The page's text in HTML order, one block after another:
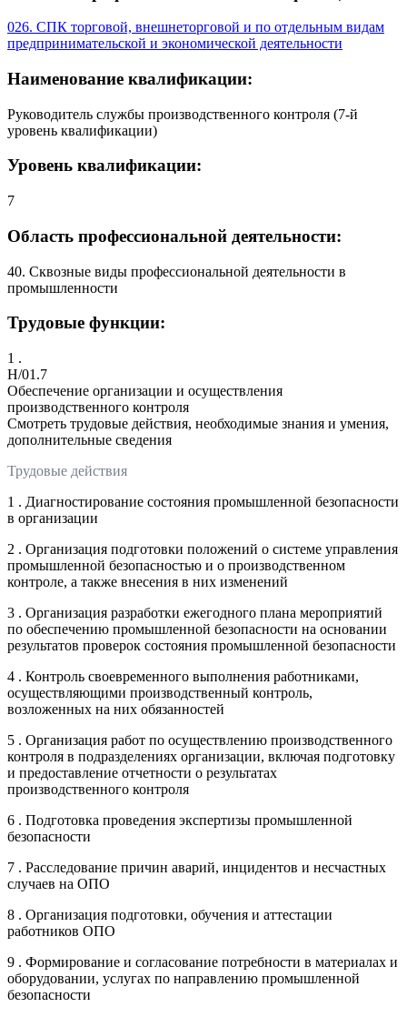
026. СПК торговой, внешнеторговой и по отдельным видам
предпринимательской и экономической деятельности
Наименование квалификации:
Руководитель службы производственного контроля (7-й
уровень квалификации)
Уровень квалификации:
7
Область профессиональной деятельности:
40. Сквозные виды профессиональной деятельности в
промышленности
Трудовые функции:
1 .
H/01.7
Обеспечение организации и осуществления
производственного контроля
Смотреть трудовые действия, необходимые знания и умения,
дополнительные сведения
Трудовые действия
1 . Диагностирование состояния промышленной безопасности
в организации
2 . Организация подготовки положений о системе управления
промышленной безопасностью и о производственном
контроле, а также внесения в них изменений
3 . Организация разработки ежегодного плана мероприятий
по обеспечению промышленной безопасности на основании
результатов проверок состояния промышленной безопасности
4 . Контроль своевременного выполнения работниками,
осуществляющими производственный контроль,
возложенных на них обязанностей
5 . Организация работ по осуществлению производственного
контроля в подразделениях организации, включая подготовку
и предоставление отчетности о результатах
производственного контроля
6 . Подготовка проведения экспертизы промышленной
безопасности
7 . Расследование причин аварий, инцидентов и несчастных
случаев на ОПО
8 . Организация подготовки, обучения и аттестации
работников ОПО
9 . Формирование и согласование потребности в материалах и
оборудовании, услугах по направлению промышленной
безопасности